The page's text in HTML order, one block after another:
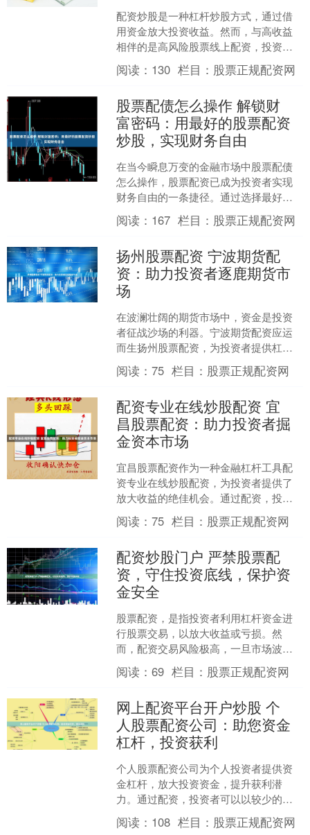
配资炒股是一种杠杆炒股方式，通过借
用资金放大投资收益。然而，与高收益
相伴的是高风险股票线上配资，投资者
在参与配资炒股前应充分了解其风险与
收益。 * **放大收益....
阅读： 130 栏目： 股票正规配资网
股票配债怎么操作 解锁财
富密码：用最好的股票配资
炒股，实现财务自由
在当今瞬息万变的金融市场中股票配债
怎么操作，股票配资已成为投资者实现
财务自由的一条捷径。通过选择最好的
股票配资平台，您可以获得杠杆资金，
放大您的投资回报。 1.....
阅读： 167 栏目： 股票正规配资网
扬州股票配资 宁波期货配
资：助力投资者逐鹿期货市
场
在波澜壮阔的期货市场中，资金是投资
者征战沙场的利器。宁波期货配资应运
而生扬州股票配资，为投资者提供杠杆
资金，助力其逐鹿期货市场。 1. 资金充
裕：专业炒股者通常....
阅读：75 栏目： 股票正规配资网
配资专业在线炒股配资 宜
昌股票配资：助力投资者掘
金资本市场
宜昌股票配资作为一种金融杠杆工具配
资专业在线炒股配资，为投资者提供了
放大收益的绝佳机会。通过配资，投资
者可以利用有限的资金撬动更大的资
金，从而提高投资收益率。 ....
阅读：75 栏目： 股票正规配资网
配资炒股门户 严禁股票配
资，守住投资底线，保护资
金安全
股票配资，是指投资者利用杠杆资金进
行股票交易，以放大收益或亏损。然
而，配资交易风险极高，一旦市场波动
配资炒股门户，投资者可能面临巨额亏
损，甚至倾家荡产。 选择一....
阅读：69 栏目： 股票正规配资网
网上配资平台开户炒股 个
人股票配资公司：助您资金
杠杆，投资获利
个人股票配资公司为个人投资者提供资
金杠杆，放大投资资金，提升获利潜
力。通过配资，投资者可以以较少的自
有资金撬动更大的投资额，从而获得更
高的收益。 * **放大收....
阅读： 108 栏目： 股票正规配资网